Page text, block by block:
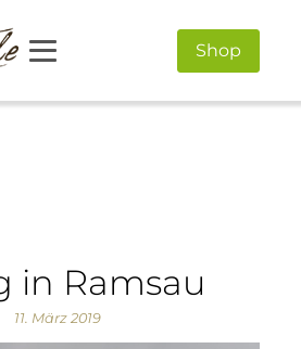
Shop
in Ramsau
11. März 2019